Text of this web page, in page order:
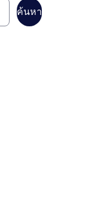
ค้นหา